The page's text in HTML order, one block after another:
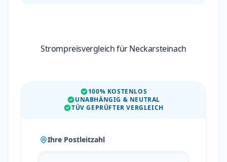
Strompreisvergleich für Neckarsteinach
100% KOSTENLOS
UNABHÄNGIG & NEUTRAL
TÜV GEPRÜFTER VERGLEICH
Ihre Postleitzahl